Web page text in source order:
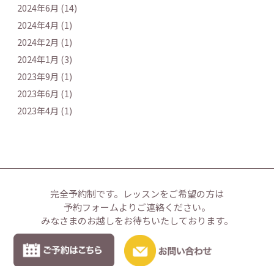
2024年6月 (14)
2024年4月 (1)
2024年2月 (1)
2024年1月 (3)
2023年9月 (1)
2023年6月 (1)
2023年4月 (1)
完全予約制です。 レッスンをご希望の方は
予約フォームよりご連絡ください。
みなさまのお越しをお待ちいたしております。